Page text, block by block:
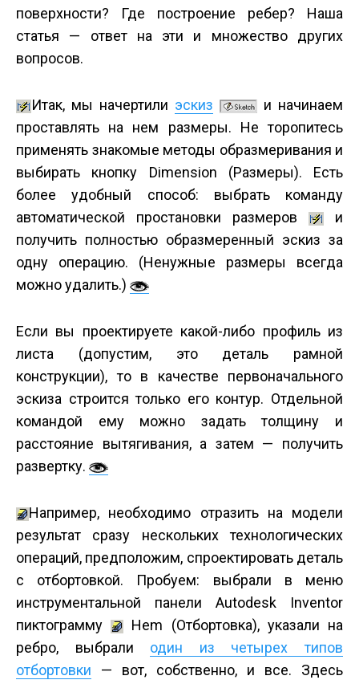
поверхности? Где построение ребер? Наша
статья — ответ на эти и множество других
вопросов.
Итак, мы начертили эскиз
и начинаем
проставлять на нем размеры. Не торопитесь
применять знакомые методы образмеривания и
выбирать кнопку Dimension (Размеры). Есть
более удобный способ: выбрать команду
автоматической простановки размеров
и
получить полностью образмеренный эскиз за
одну операцию. (Ненужные размеры всегда
можно удалить.)
Если вы проектируете какой-либо профиль из
листа (допустим, это деталь рамной
конструкции), то в качестве первоначального
эскиза строится только его контур. Отдельной
командой ему можно задать толщину и
расстояние вытягивания, а затем — получить
развертку.
Например, необходимо отразить на модели
результат сразу нескольких технологических
операций, предположим, спроектировать деталь
с отбортовкой. Пробуем: выбрали в меню
инструментальной панели Autodesk Inventor
пиктограмму
Hem (Отбортовка), указали на
ребро, выбрали один из четырех типов
отбортовки — вот, собственно, и все. Здесь